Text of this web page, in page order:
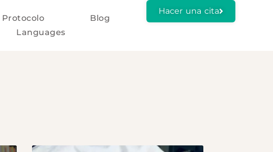
Protocolo
Blog
Languages
Hacer una cita